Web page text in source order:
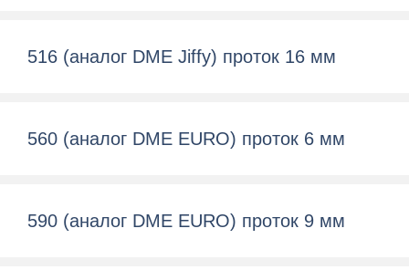
516 (аналог DME Jiffy) проток 16 мм
560 (аналог DME EURO) проток 6 мм
590 (аналог DME EURO) проток 9 мм